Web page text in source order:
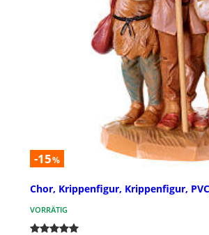
-15%
Chor, Krippenfigur, Krippenfigur,
VORRÄTIG